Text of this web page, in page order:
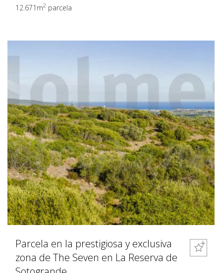
12.671m2 parcela
Parcela en la prestigiosa y exclusiva
zona de The Seven en La Reserva de